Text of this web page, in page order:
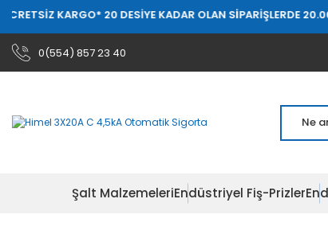
* 20 DESİYE KADAR OLAN SİPARİŞLERDE 20.000 TL
0(554) 857 23 40
Şalt MalzemeleriEndüstriyel Fiş-Prizler